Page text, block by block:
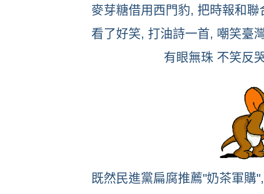
麥芽糖借用西門豹, 把時報和
看了好笑, 打油詩一首, 嘲笑臺
有眼無珠 不笑反
既然民進黨扁腐推薦"奶茶軍購